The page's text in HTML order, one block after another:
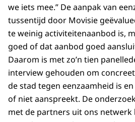
we iets mee.” De aanpak van
tussentijd door Movisie
te weinig activiteitenaanbod is,
goed of dat aanbod goed
Daarom is met zo’n tien
interview gehouden om
de stad tegen eenzaamheid is
of niet aanspreekt. De
met de partners uit ons netwerk